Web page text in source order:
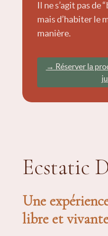
Il ne s’agit pas de
mais d’habiter le
manière.
→ Réserver la
Ecstatic
Une
libre et